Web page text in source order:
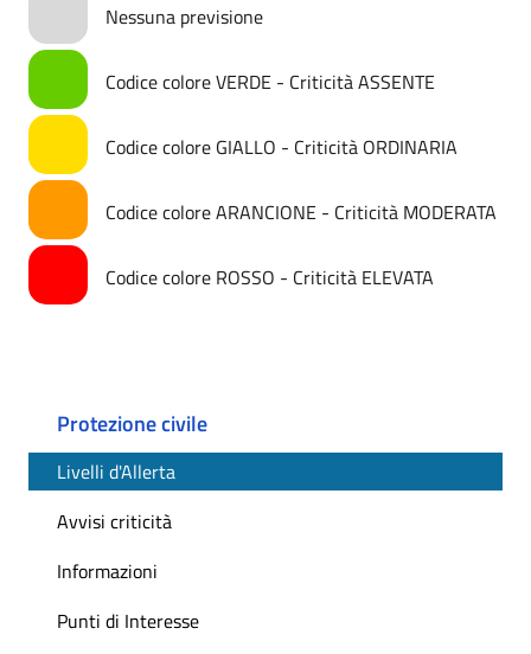
Nessuna previsione
Codice colore VERDE - Criticità ASSENTE
Codice colore GIALLO - Criticità ORDINARIA
Codice colore ARANCIONE - Criticità MODERATA
Codice colore ROSSO - Criticità ELEVATA
Protezione civile
Livelli d'Allerta
Avvisi criticità
Informazioni
Punti di Interesse